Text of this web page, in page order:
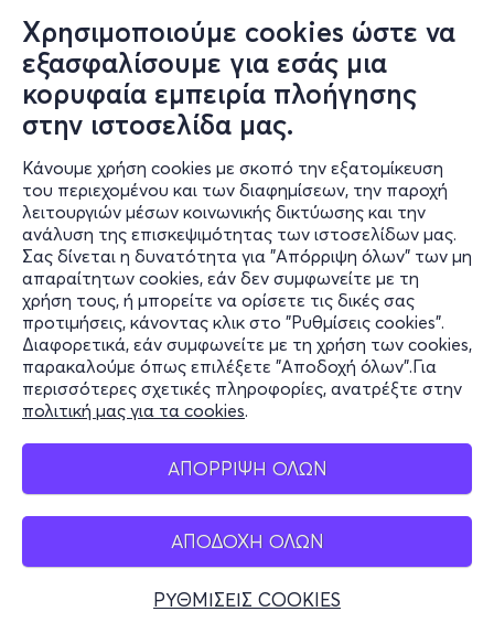
Χρησιμοποιούμε cookies ώστε να
εξασφαλίσουμε για εσάς μια
κορυφαία εμπειρία πλοήγησης
στην ιστοσελίδα μας.
Κάνουμε χρήση cookies με σκοπό την εξατομίκευση
του περιεχομένου και των διαφημίσεων, την παροχή
λειτουργιών μέσων κοινωνικής δικτύωσης και την
ανάλυση της επισκεψιμότητας των ιστοσελίδων μας.
Σας δίνεται η δυνατότητα για "Απόρριψη όλων" των μη
απαραίτητων cookies, εάν δεν συμφωνείτε με τη
χρήση τους, ή μπορείτε να ορίσετε τις δικές σας
προτιμήσεις, κάνοντας κλικ στο "Ρυθμίσεις cookies".
Διαφορετικά, εάν συμφωνείτε με τη χρήση των cookies,
παρακαλούμε όπως επιλέξετε "Αποδοχή όλων".Για
περισσότερες σχετικές πληροφορίες, ανατρέξτε στην
πολιτική μας για τα cookies.
ΑΠΟΡΡΙΨΗ ΟΛΩΝ
ΑΠΟΔΟΧΗ ΟΛΩΝ
ΡΥΘΜΙΣΕΙΣ COOKIES